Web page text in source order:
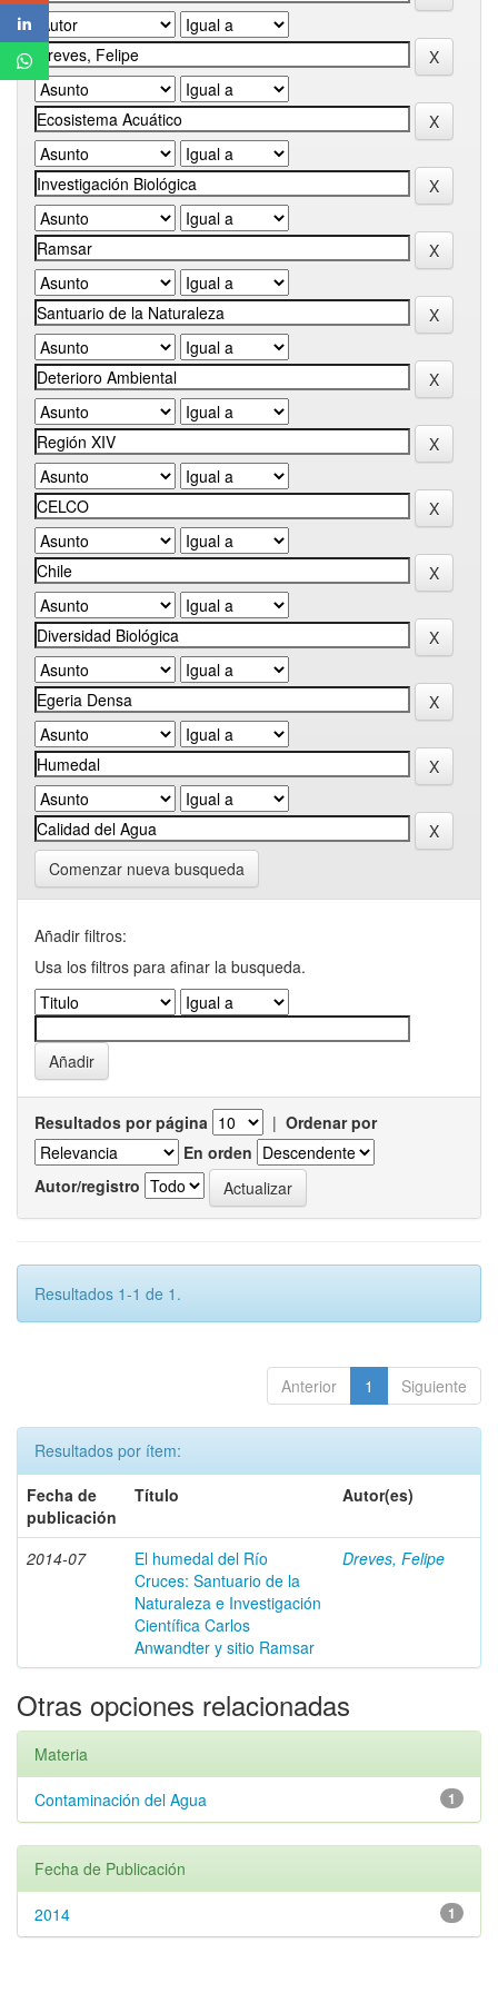
Comenzar nueva busqueda
Añadir filtros:
Usa los filtros para afinar la busqueda.
Resultados por página | Ordenar por
En orden
Autor/registro
Resultados 1-1 de 1.
Anterior 1 Siguiente
Resultados por ítem:
Fecha de
publicación
Título Autor(es)
2014-07
El humedal del Río
Cruces: Santuario de la
Naturaleza e Investigación
Científica Carlos
Anwandter y sitio Ramsar
Dreves, Felipe
Otras opciones relacionadas
Materia
1
Contaminación del Agua
Fecha de Publicación
1
2014